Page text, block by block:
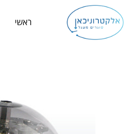
לתוכן
ראשי